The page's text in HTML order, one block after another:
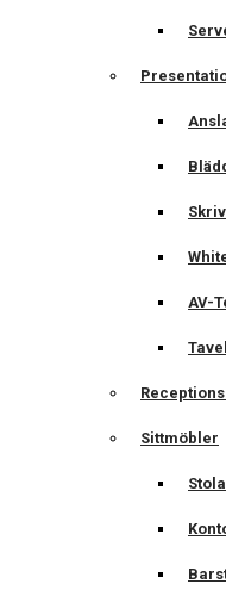
AV-
Sittmöbler